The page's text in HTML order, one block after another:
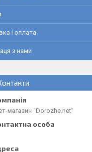
і оплата
з нами
магазин "Dorozhe.net"